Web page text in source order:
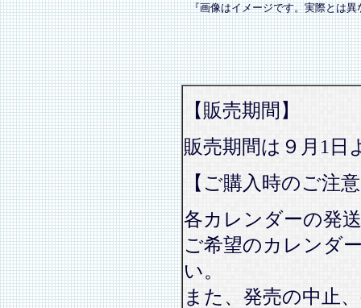
『画像はイメージです。実際とは
【販売期間】
販売期間は９月1日
【ご購入時のご注
各カレンダーの発
ご希望のカレンダ
い。
また、発売の中止